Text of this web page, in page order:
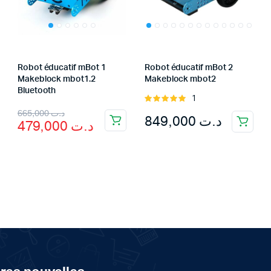
Robot éducatif mBot 1
Makeblock mbot1.2
Bluetooth
د.ت665,000
Original
price
د.ت
Current
price
Robot éducatif mBot 2
Makeblock mbot2
Rated
5
1
د.ت